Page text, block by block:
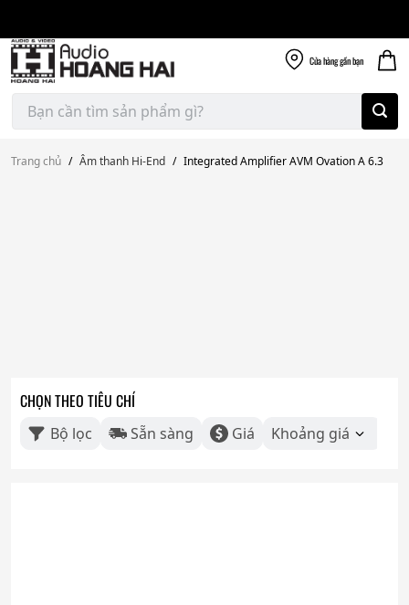
content
Cửa hànggần bạn
Tìm
kiếm:
Trang chủ / Âm thanh Hi-End / Integrated Amplifier AVM Ovation A 6.3
CHỌN THEO TIÊU CHÍ
Bộ lọc Sẵn sàng Giá Khoảng giá